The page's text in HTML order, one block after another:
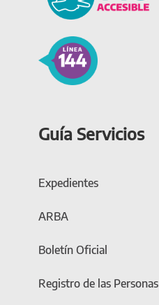
Guía Servicios
Expedientes
ARBA
Boletín Oficial
Registro de las Personas